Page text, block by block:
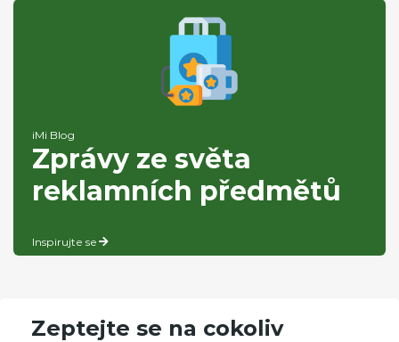
iMi Blog
Zprávy ze světa
reklamních předmětů
Inspirujte se
Zeptejte se na cokoliv